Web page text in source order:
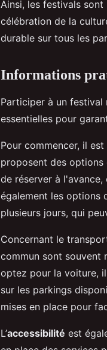
Ainsi, les festivals
célébration de la
durable sur tous les
Informations
Participer à un festival
essentielles pour
Pour commencer, il
proposent des options
de réserver à
également les options
plusieurs jours, qui
Concernant le
commun sont souvent
optez pour la voiture,
sur les parkings
mises en place pour
L’accessibilité est